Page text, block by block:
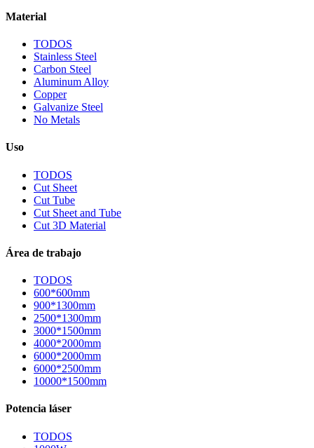
Material
TODOS
Stainless Steel
Carbon Steel
Aluminum Alloy
Copper
Galvanize Steel
No Metals
Uso
TODOS
Cut Sheet
Cut Tube
Cut Sheet and Tube
Cut 3D Material
Área de trabajo
TODOS
600*600mm
900*1300mm
2500*1300mm
3000*1500mm
4000*2000mm
6000*2000mm
6000*2500mm
10000*1500mm
Potencia láser
TODOS